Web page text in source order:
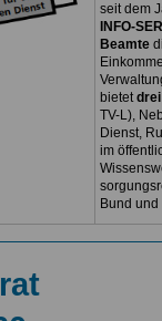
seit dem
INFO-
Beamte
bietet
TV-L),
Dienst,
im
Bund